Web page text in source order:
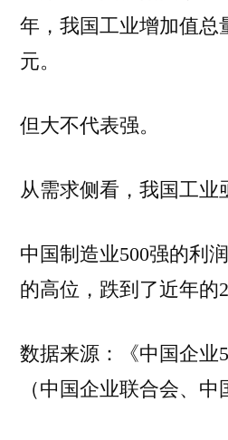
年，我国工业增加值总
元。
但大不代表强。
从需求侧看，我国工业
中国制造业500强的利
的高位，跌到了近年的
数据来源：《中国企业
（中国企业联合会、中